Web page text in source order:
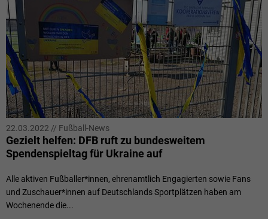
22.03.2022 // Fußball-News
Gezielt helfen: DFB ruft zu bundesweitem
Spendenspieltag für Ukraine auf
Alle aktiven Fußballer*innen, ehrenamtlich Engagierten sowie Fans
und Zuschauer*innen auf Deutschlands Sportplätzen haben am
Wochenende die...